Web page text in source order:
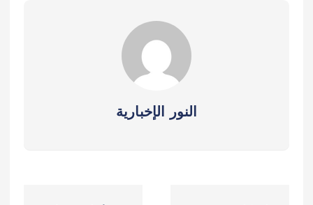
النور الإخبارية